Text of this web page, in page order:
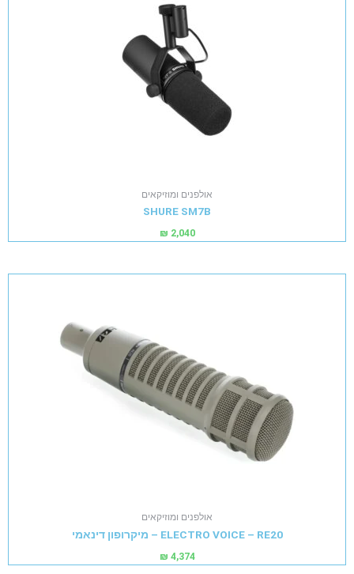
אולפנים ומוזיקאים
SHURE SM7B
₪ 2,040
אולפנים ומוזיקאים
ELECTRO VOICE – RE20 – מיקרופון דינאמי
₪ 4,374